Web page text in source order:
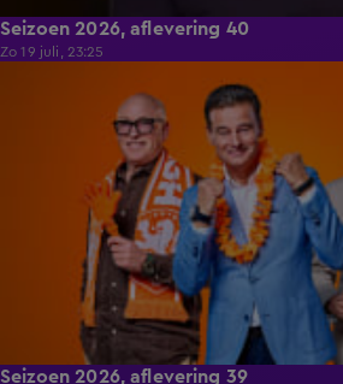
Seizoen 2026, aflevering 40
Zo 19 juli, 23:25
Seizoen 2026, aflevering 39